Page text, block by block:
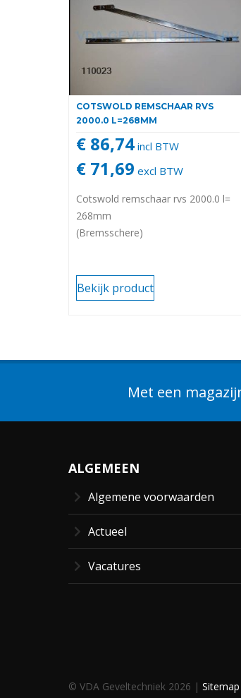
COTSWOLD REMSCHAAR RVS
2000.0 L=268MM
€ 86,74 incl BTW
€ 71,69 excl BTW
Cotswold remschaar rvs 2000.0 l=
268mm
(Bremsschere)
Bekijk product
Met een
ALGEMEEN
Algemene voorwaarden
Actueel
Vacatures
© VDA Geveltechniek 2026 | Sitemap